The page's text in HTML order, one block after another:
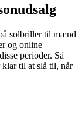
solbriller til mænd
og online
perioder. Så
til at slå til, når